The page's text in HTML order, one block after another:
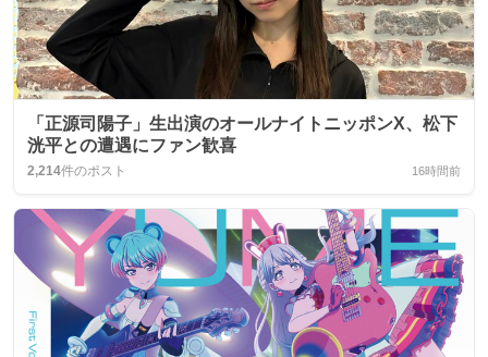
「正源司陽子」生出演のオールナイトニッポンX、松下
洸平との遭遇にファン歓喜
2,214件のポスト 16時間前